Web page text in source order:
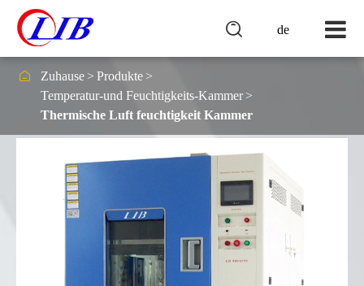
de

 Zuhause
Produkte
Temperatur-und Feuchtigkeits-Kammer
Thermische Luft feuchtigkeit Kammer